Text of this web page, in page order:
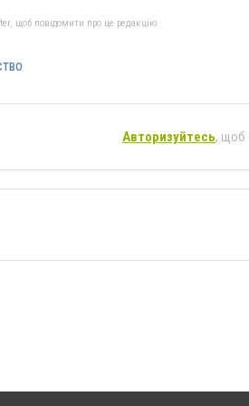
щоб повідомити про це редакцію
Авторизуйтесь, щоб